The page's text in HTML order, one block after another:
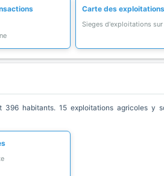
Carte des
Sieges d'exploitations
396 habitants. 15 exploitations agricoles y